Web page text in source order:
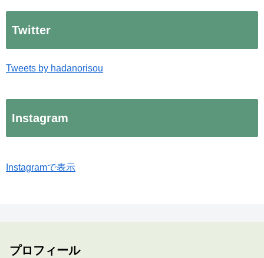
Twitter
Tweets by hadanorisou
Instagram
Instagramで表示
プロフィール